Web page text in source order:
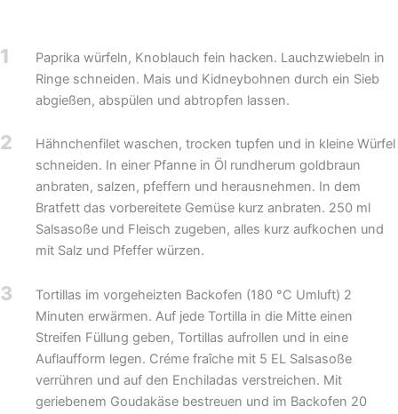
1
Paprika würfeln, Knoblauch fein hacken. Lauchzwiebeln in
Ringe schneiden. Mais und Kidneybohnen durch ein Sieb
abgießen, abspülen und abtropfen lassen.
2
Hähnchenfilet waschen, trocken tupfen und in kleine Würfel
schneiden. In einer Pfanne in Öl rundherum goldbraun
anbraten, salzen, pfeffern und herausnehmen. In dem
Bratfett das vorbereitete Gemüse kurz anbraten. 250 ml
Salsasoße und Fleisch zugeben, alles kurz aufkochen und
mit Salz und Pfeffer würzen.
3
Tortillas im vorgeheizten Backofen (180 °C Umluft) 2
Minuten erwärmen. Auf jede Tortilla in die Mitte einen
Streifen Füllung geben, Tortillas aufrollen und in eine
Auflaufform legen. Créme fraîche mit 5 EL Salsasoße
verrühren und auf den Enchiladas verstreichen. Mit
geriebenem Goudakäse bestreuen und im Backofen 20